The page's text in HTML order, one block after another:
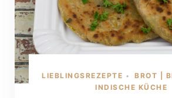
LIEBLINGSREZEPTE • BROT |
INDISCHE KÜCHE